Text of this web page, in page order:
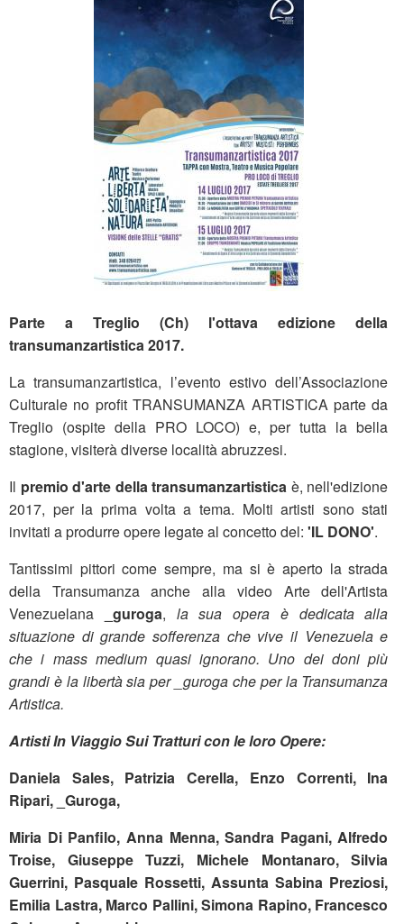
Parte a Treglio (Ch) l'ottava edizione della
transumanzartistica 2017.
La transumanzartistica, l’evento estivo dell’Associazione
Culturale no profit TRANSUMANZA ARTISTICA parte da
Treglio (ospite della PRO LOCO) e, per tutta la bella
stagione, visiterà diverse località abruzzesi.
Il premio d'arte della transumanzartistica è, nell'edizione
2017, per la prima volta a tema. Molti artisti sono stati
invitati a produrre opere legate al concetto del: 'IL DONO'.
Tantissimi pittori come sempre, ma si è aperto la strada
della Transumanza anche alla video Arte dell'Artista
Venezuelana
_guroga, la sua opera è dedicata alla
situazione di grande sofferenza che vive il Venezuela e
che i mass medium quasi ignorano. Uno dei doni più
grandi è la libertà sia per _guroga che per la Transumanza
Artistica.
Artisti In Viaggio Sui Tratturi con le loro Opere:
Daniela Sales, Patrizia Cerella, Enzo Correnti, Ina
Ripari, _Guroga,
Miria Di Panfilo, Anna Menna, Sandra Pagani, Alfredo
Troise, Giuseppe Tuzzi, Michele Montanaro, Silvia
Guerrini, Pasquale Rossetti, Assunta Sabina Preziosi,
Emilia Lastra, Marco Pallini, Simona Rapino, Francesco